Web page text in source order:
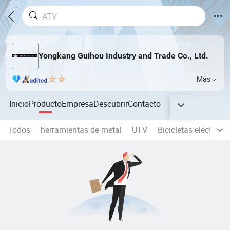
Yongkang Guihou Industry and Trade Co., Ltd.
Más
InicioProductoEmpresaDescubrirContacto
Todos herramientas de metal UTV Bicicletas eléctricas